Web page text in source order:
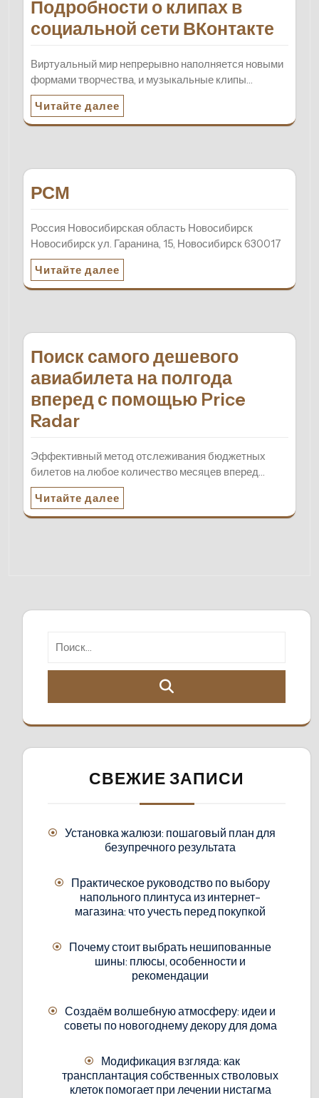
Подробности о клипах в
социальной сети ВКонтакте
Виртуальный мир непрерывно наполняется новыми
формами творчества, и музыкальные клипы…
Читайте далее
РСМ
Россия Новосибирская область Новосибирск
Новосибирск ул. Гаранина, 15, Новосибирск 630017
Читайте далее
Поиск самого дешевого
авиабилета на полгода
вперед с помощью Price
Radar
Эффективный метод отслеживания бюджетных
билетов на любое количество месяцев вперед…
Читайте далее
СВЕЖИЕ ЗАПИСИ
Установка жалюзи: пошаговый план для
безупречного результата
Практическое руководство по выбору
напольного плинтуса из интернет-
магазина: что учесть перед покупкой
Почему стоит выбрать нешипованные
шины: плюсы, особенности и
рекомендации
Создаём волшебную атмосферу: идеи и
советы по новогоднему декору для дома
Модификация взгляда: как
трансплантация собственных стволовых
клеток помогает при лечении нистагма